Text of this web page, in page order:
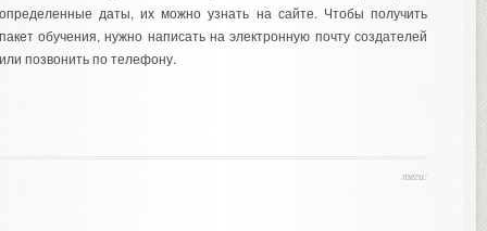
даты, их можно узнать на сайте. Чтобы получить
обучения, нужно написать на электронную почту создателей
позвонить по телефону.
теги: